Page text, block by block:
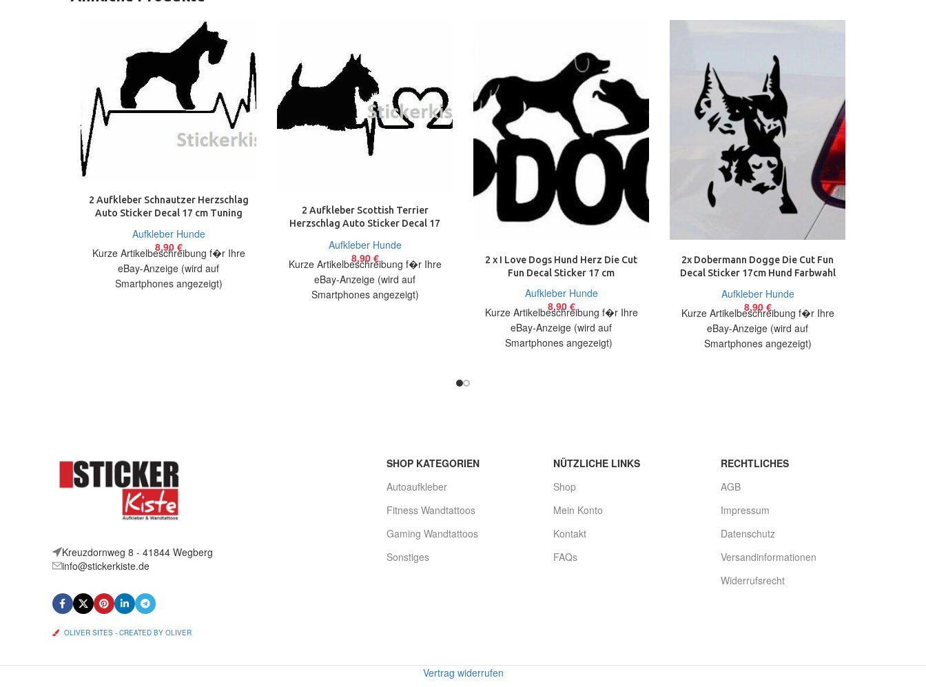
2 Aufkleber Schnautzer Herzschlag
Auto Sticker Decal 17 cm Tuning
Aufkleber Hunde
8,90 €
Kurze Artikelbeschreibung f�r Ihre
eBay-Anzeige (wird auf
Smartphones angezeigt)
2 Aufkleber Scottish Terrier
Herzschlag Auto Sticker Decal 17
Aufkleber Hunde
8,90 €
Kurze Artikelbeschreibung f�r Ihre
eBay-Anzeige (wird auf
Smartphones angezeigt)
2 x I Love Dogs Hund Herz Die Cut
Fun Decal Sticker 17 cm
Aufkleber Hunde
8,90 €
Kurze Artikelbeschreibung f�r Ihre
eBay-Anzeige (wird auf
Smartphones angezeigt)
2x Dobermann Dogge Die Cut Fun
Decal Sticker 17cm Hund Farbwahl
Aufkleber Hunde
8,90 €
Kurze Artikelbeschreibung f�r Ihre
eBay-Anzeige (wird auf
Smartphones angezeigt)
Kreuzdornweg 8 - 41844 Wegberg
info@stickerkiste.de
OLIVER SITES - CREATED BY OLIVER
SHOP KATEGORIEN
Autoaufkleber
Fitness Wandtattoos
Gaming Wandtattoos
Sonstiges
NÜTZLICHE LINKS
Shop
Mein Konto
Kontakt
FAQs
RECHTLICHES
AGB
Impressum
Datenschutz
Versandinformationen
Widerrufsrecht
Vertrag widerrufen